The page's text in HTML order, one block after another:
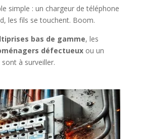
simple : un chargeur de téléphone
les fils se touchent. Boom.
bas de gamme, les
défectueuxou un
sont à surveiller.